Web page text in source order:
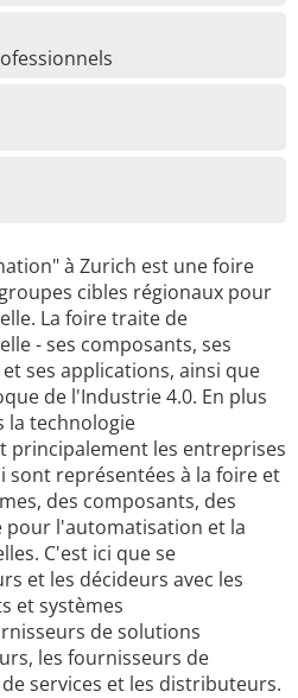
à Zurich est une foire
cibles régionaux pour
La foire traite de
- ses composants, ses
ses applications, ainsi que
de l'Industrie 4.0. En plus
la technologie
principalement les entreprises
sont représentées à la foire et
des composants, des
pour l'automatisation et la
C'est ici que se
et les décideurs avec les
et systèmes
de solutions
les fournisseurs de
services et les distributeurs.